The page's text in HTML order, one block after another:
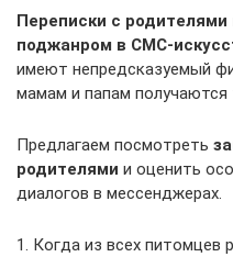
Переписки с
поджанром в СМС-
имеют непредсказуемый
мамам и папам получаются
Предлагаем посмотреть
родителями и оценить
диалогов в мессенджерах.
1. Когда из всех питомцев